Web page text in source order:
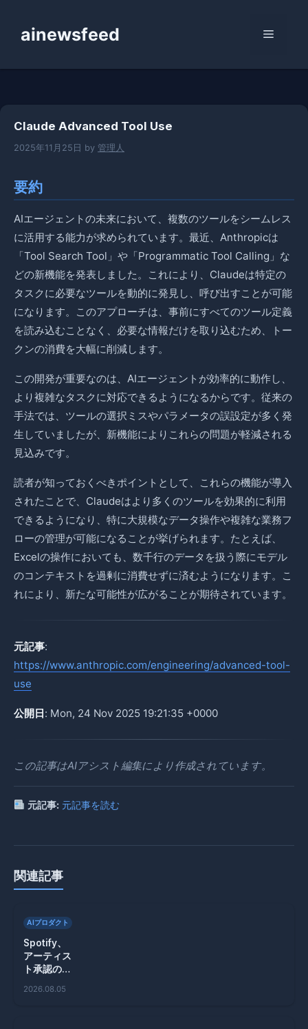
ainewsfeed メ
Claude Advanced Tool Use
2025年11月25日 by 管理人
要約
AIエージェントの未来において、複数のツールをシームレス
に活用する能力が求められています。最近、Anthropicは
「Tool Search Tool」や「Programmatic Tool Calling」な
どの新機能を発表しました。これにより、Claudeは特定の
タスクに必要なツールを動的に発見し、呼び出すことが可能
になります。このアプローチは、事前にすべてのツール定義
を読み込むことなく、必要な情報だけを取り込むため、トー
クンの消費を大幅に削減します。
この開発が重要なのは、AIエージェントが効率的に動作し、
より複雑なタスクに対応できるようになるからです。従来の
手法では、ツールの選択ミスやパラメータの誤設定が多く発
生していましたが、新機能によりこれらの問題が軽減される
見込みです。
読者が知っておくべきポイントとして、これらの機能が導入
されたことで、Claudeはより多くのツールを効果的に利用
できるようになり、特に大規模なデータ操作や複雑な業務フ
ローの管理が可能になることが挙げられます。たとえば、
Excelの操作においても、数千行のデータを扱う際にモデル
のコンテキストを過剰に消費せずに済むようになります。こ
れにより、新たな可能性が広がることが期待されています。
元記事:
https://www.anthropic.com/engineering/advanced-tool-
use
公開日: Mon, 24 Nov 2025 19:21:35 +0000
この記事はAIアシスト編集により作成されています。
元記事: 元記事を読む
関連記事
AIプロダクト
Spotify、
アーティス
ト承認のAI
機能を発
2026.08.05